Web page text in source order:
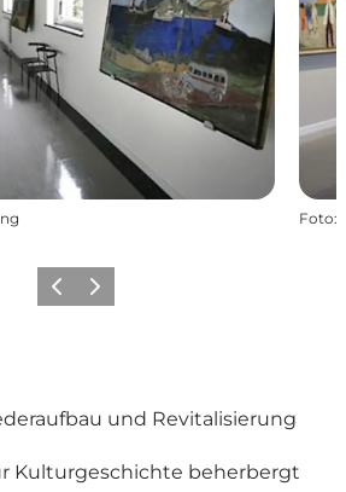
Foto:
ZurückWeiter
und Revitalisierung
Kulturgeschichte beherbergt